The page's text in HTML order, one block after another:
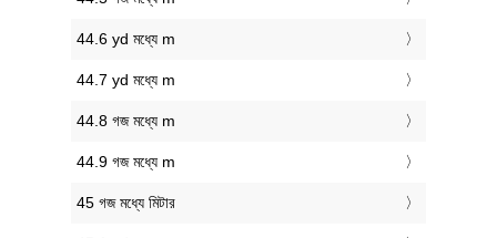
44.6 yd মধ্যে m
44.7 yd মধ্যে m
44.8 গজ মধ্যে m
44.9 গজ মধ্যে m
45 গজ মধ্যে মিটার